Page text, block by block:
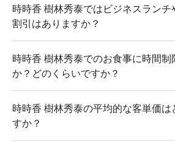
時時香 樹林秀泰ではビジネスラン
割引はありますか？
時時香 樹林秀泰でのお食事に時間制
か？どのくらいですか？
時時香 樹林秀泰の平均的な客単価
すか？